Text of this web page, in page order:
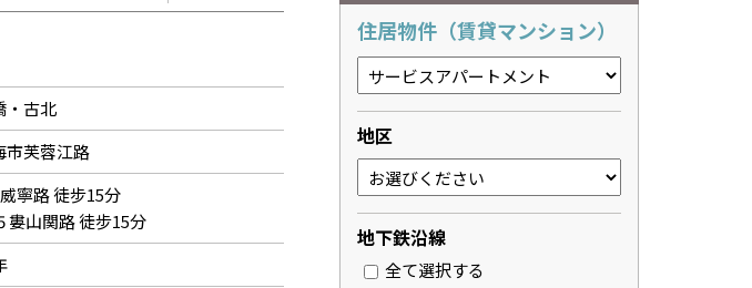
・古北
市芙蓉江路
寧路 徒步15分
婁山関路 徒步15分
住居物件（賃貸マンション）
地区
地下鉄沿線
全て選択する